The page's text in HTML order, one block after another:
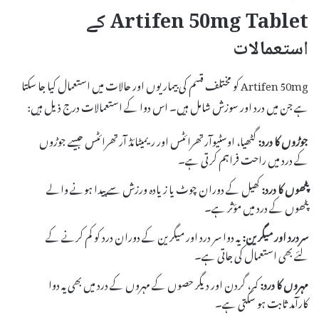
Artifen 50mg Tablet کے
استعمالات
Artifen 50mg کو مختلف قسم کی بیماریوں اور حالات میں استعمال کیا جا سکتا
ہے جن میں درد اور سوزش شامل ہیں۔ اس دوا کے استعمالات درج ذیل ہیں:
جوڑوں کا درد:گٹھیا، اوسٹیوآرتھرائٹس اور ریمیٹائڈ آرتھرائٹس جیسے جوڑوں
کے درد میں راحت فراہم کرتی ہے۔
پٹھوں کا درد:کھیل کے دوران چوٹ یا زیادہ ورزش سے پیدا ہونے والے
پٹھوں کے درد میں مؤثر ہے۔
سردرد اور میگرین:یہ دوا سر درد اور میگرین کے دوران درد کو کم کرنے کے
لئے بھی استعمال کی جاتی ہے۔
مہروں کا درد:کمر، گردن اور دیگر حصوں کے مہروں کے درد میں بھی یہ دوا
کارآمد ثابت ہو سکتی ہے۔